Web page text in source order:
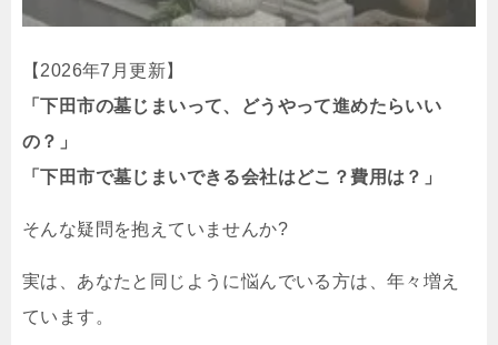
【2026年7月更新】
「下田市の墓じまいって、どうやって進めたらいい
の？」
「下田市で墓じまいできる会社はどこ？費用は？」
そんな疑問を抱えていませんか?
実は、あなたと同じように悩んでいる方は、年々増え
ています。